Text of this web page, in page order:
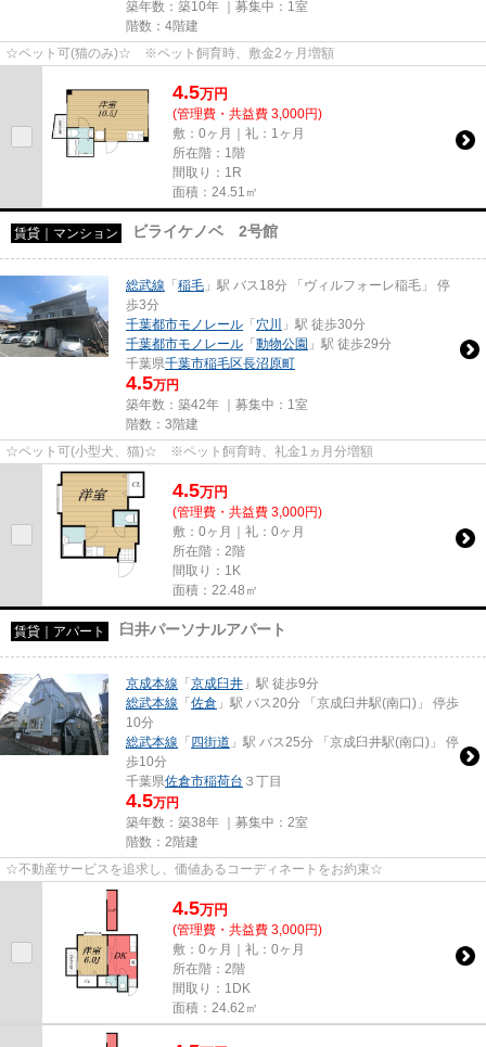
築年数：築10年 ｜募集中： 1室
階数：4階建
☆ペット可(猫のみ)☆ ※ペット飼育時、敷金2ヶ月増額
4.5万円
(管理費・共益費 3,000円)
敷：0ヶ月｜礼：1ヶ月
所在階：1階
間取り：1R
面積：24.51㎡
賃貸｜マンション ビライケノベ 2号館
総武線 「稲毛 」駅 バス18分 「ヴィルフォーレ稲毛」 停
歩3分
千葉都市モノレール 「穴川
」駅 徒歩30分
千葉都市モノレール 「動物公園 」駅 徒歩29分
千葉県千葉市稲毛区長沼原町
4.5万円
築年数：築42年 ｜募集中： 1室
階数：3階建
☆ペット可(小型犬、猫)☆ ※ペット飼育時、礼金1ヵ月分増額
4.5万円
(管理費・共益費 3,000円)
敷：0ヶ月｜礼：0ヶ月
所在階：2階
間取り：1K
面積：22.48㎡
賃貸｜アパート 臼井パーソナルアパート
京成本線 「京成臼井 」駅 徒歩9分
総武本線 「佐倉 」駅 バス20分 「京成臼井駅(南口)」 停歩
10分
総武本線 「四街道 」駅 バス25分 「京成臼井駅(南口)」 停
歩10分
千葉県佐倉市稲荷台 ３丁目
4.5万円
築年数：築38年 ｜募集中： 2室
階数：2階建
☆不動産サービスを追求し、価値あるコーディネートをお約束☆
4.5万円
(管理費・共益費 3,000円)
敷：0ヶ月｜礼：0ヶ月
所在階：2階
間取り：1DK
面積：24.62㎡